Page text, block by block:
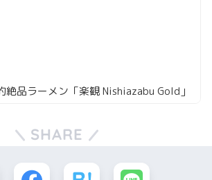
絶品ラーメン「楽観 Nishiazabu Gold」
SHARE